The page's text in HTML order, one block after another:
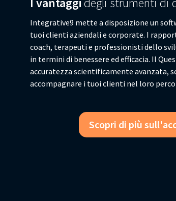
Integrative9 mette a disposizione un
tuoi clienti aziendali e corporate. I
coach, terapeuti e professionisti dello
in termini di benessere ed efficacia. Il
accuratezza scientificamente avanzata,
accompagnare i tuoi clienti nel loro
Scopri di più